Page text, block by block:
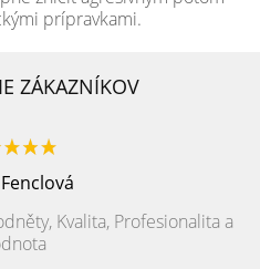
prípravkami.
ZÁKAZNÍKOV
Kvalita, Profesionalita a